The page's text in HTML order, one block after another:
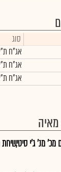
סוג
אג"ח
אג"ח
אג"ח
מנ' ג'י סיטי,שיחת